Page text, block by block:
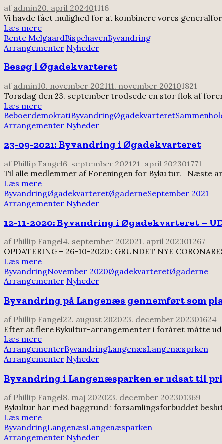
af admin20. april 202401116
Vi havde fået mulighed for at kombinere vores
Læs mere
Bente MelgaardBispehavenByvandring
Arrangementer Nyheder
Besøg i Øgadekvarteret
af admin10. november 202111. november 202101821
Torsdag den 23. september trodsede en stor flok af
Læs mere
BeboerdemokratiByvandringØgadekvarteret
Arrangementer Nyheder
23-09-2021: Byvandring i Øgadekvarteret
af Phillip Fangel6. september 202121. april 202301771
Til alle medlemmer af Foreningen for Bykultur. Næste
Læs mere
ByvandringØgadekvarteretØgaderneSeptember 2021
Arrangementer Nyheder
12-11-2020: Byvandring i Øgadekvarteret –
af Phillip Fangel4. september 202021. april 202301267
OPDATERING – 26-10-2020 : GRUNDET NYE
Læs mere
ByvandringNovember 2020ØgadekvarteretØgaderne
Arrangementer Nyheder
Byvandring på Langenæs gennemført som
af Phillip Fangel22. august 202023. december 202301624
Efter at flere Bykultur-arrangementer i foråret måtte
Læs mere
ArrangementerByvandringLangenæsLangenæsprken
Arrangementer Nyheder
Byvandring i Langenæsparken er udsat til
af Phillip Fangel8. maj 202023. december 202301369
Bykultur har med baggrund i forsamlingsforbuddet
Læs mere
ByvandringLangenæsLangenæsparken
Arrangementer Nyheder